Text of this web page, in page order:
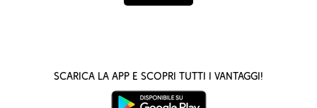
Scarica la App e scopri tutti i vantaggi!